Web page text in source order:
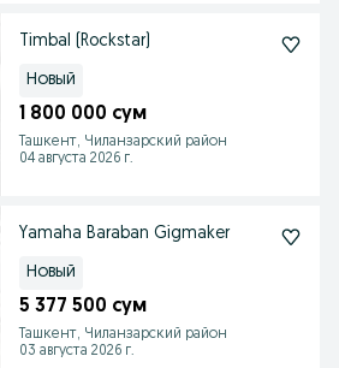
Timbal (Rockstar)
Новый
1 800 000 сум
Ташкент, Чиланзарский район
04 августа 2026 г.
Yamaha Baraban Gigmaker
Новый
5 377 500 сум
Ташкент, Чиланзарский район
03 августа 2026 г.